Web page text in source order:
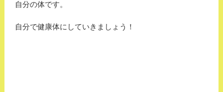
自分の体です。
自分で健康体にしていきましょう！